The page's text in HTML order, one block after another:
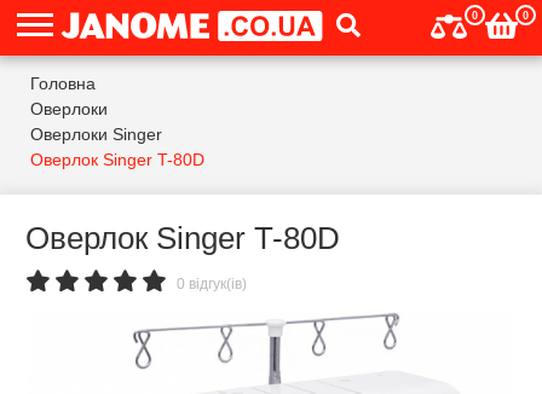
0 0
Головна
Оверлоки
Оверлоки Singer
Оверлок Singer T-80D
Оверлок Singer T-80D
0 відгук(ів)